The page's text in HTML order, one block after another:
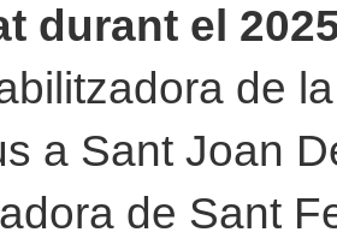
durant el
de
a Sant Joan
de Sant